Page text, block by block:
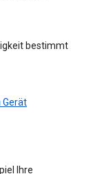
bestimmt
Gerät
Ihre